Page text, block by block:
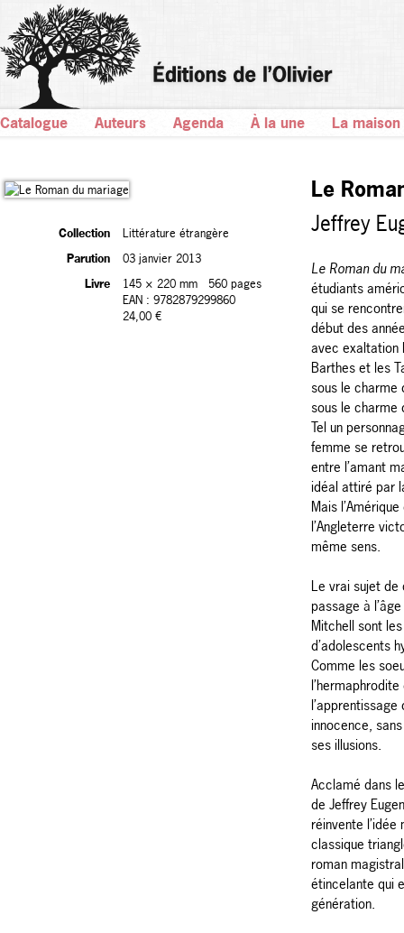
Catalogue Auteurs Agenda À la une La maison
Collection
Littérature étrangère
Parution
03 janvier 2013
Livre
145 × 220 mm
560 pages
EAN : 9782879299860
24,00 €
Le
Jeffrey
Le Roman du
étudiants
qui se
début des
avec exaltation
Barthes et les
sous le
sous le charme
Tel un
femme se
entre l’amant
idéal attiré par
Mais
l’Angleterre
même sens.
Le vrai sujet
passage à
Mitchell sont
d’adolescents
Comme les
innocence,
ses illusions.
Acclamé dans
de Jeffrey
réinvente l’idée
classique
roman
étincelante qui
génération.